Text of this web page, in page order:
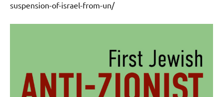
suspension-of-israel-from-un/